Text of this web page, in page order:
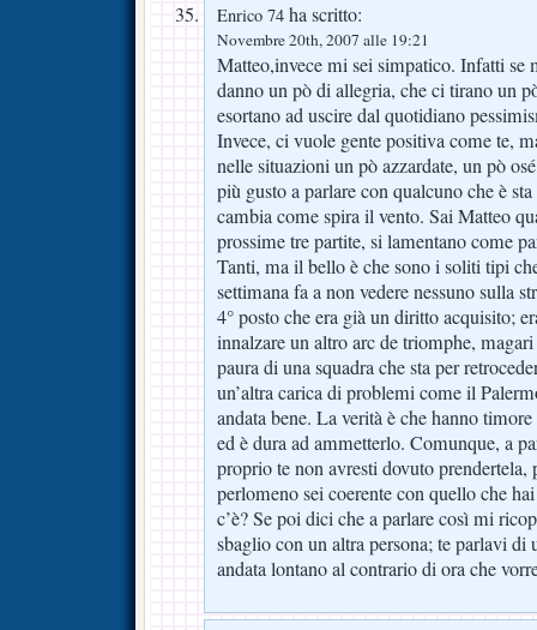
Enrico 74 ha scritto:
Novembre 20th, 2007 alle 19:21
Matteo,invece mi sei simpatico. Infatti se
danno un pò di allegria, che ci tirano un
esortano ad uscire dal quotidiano
Invece, ci vuole gente positiva come te,
nelle situazioni un pò azzardate, un pò
più gusto a parlare con qualcuno che è
cambia come spira il vento. Sai Matteo
prossime tre partite, si lamentano come
Tanti, ma il bello è che sono i soliti tipi
settimana fa a non vedere nessuno sulla
4° posto che era già un diritto acquisito;
innalzare un altro arc de triomphe,
paura di una squadra che sta per
un’altra carica di problemi come il
andata bene. La verità è che hanno
ed è dura ad ammetterlo. Comunque, a
proprio te non avresti dovuto prendertela,
perlomeno sei coerente con quello che
c’è? Se poi dici che a parlare così mi
sbaglio con un altra persona; te parlavi di
andata lontano al contrario di ora che